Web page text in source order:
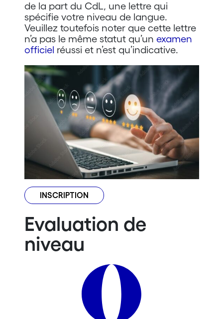
de la part du CdL, une lettre qui
spécifie votre niveau de langue.
Veuillez toutefois noter que cette lettre
n’a pas le même statut qu’un examen
officiel réussi et n’est qu’indicative.
INSCRIPTION
Evaluation de
niveau